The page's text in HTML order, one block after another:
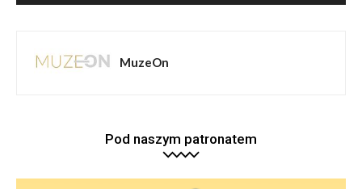
MuzeOn
Pod naszym patronatem